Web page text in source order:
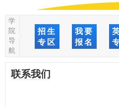
学
院
导
航
招生
专区
我要
报名
联系我们